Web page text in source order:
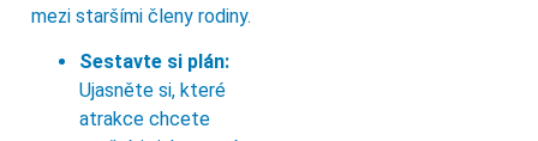
mezi staršími členy rodiny.
Sestavte si plán:
Ujasněte si, které
atrakce chcete